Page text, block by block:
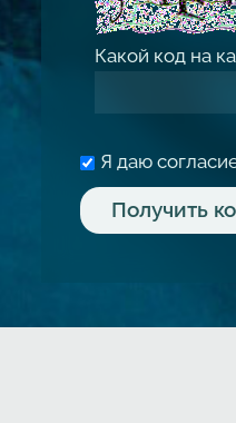
Какой код на
Я даю